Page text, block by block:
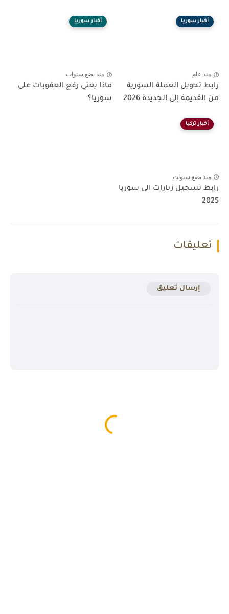
أخبار سوريا
منذ عام
رابط تحويل العملة السورية
من القديمة إلى الجديدة 2026
أخبار سوريا
منذ بضع سنوات
ماذا يعني رفع العقوبات على
سوريا؟
أخبار تركيا
منذ بضع سنوات
رابط تسجيل زيارات الى سوريا
2025
تعليقات
إرسال تعليق